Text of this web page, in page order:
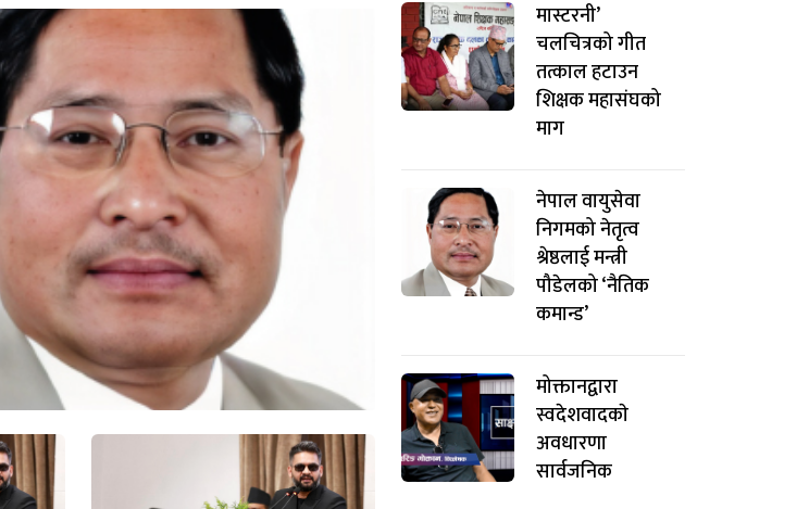
मास्टरनी’
चलचित्रको गीत
तत्काल हटाउन
शिक्षक महासंघको
माग
नेपाल वायुसेवा
निगमको नेतृत्व
श्रेष्ठलाई मन्त्री
पौडेलको ‘नैतिक
कमान्ड’
मोक्तानद्वारा
स्वदेशवादकाे
अवधारणा
सार्वजनिक